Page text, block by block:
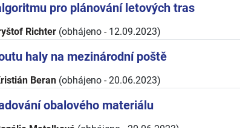
pro plánování letových tras
Richter(obhájeno - 12.09.2023)
haly na mezinárodní poště
Beran(obhájeno - 20.06.2023)
obalového materiálu